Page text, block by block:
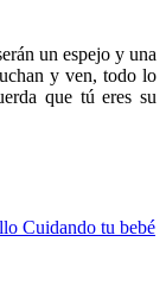
un espejo y una
y ven, todo lo
que tú eres su
Cuidando tu bebé